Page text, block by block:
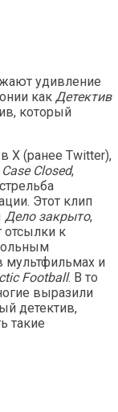
удивление
как Детектив
который
X (ранее Twitter),
Case Closed,
Этот клип
Дело закрыто,
отсылки к
и
Football. В то
выразили
детектив,
такие